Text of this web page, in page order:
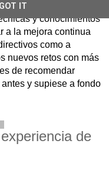
la lectura de libros
y conocimientos
a la mejora continua
como a
nuevos retos con más
de recomendar
y supiese a fondo
de
GOT IT